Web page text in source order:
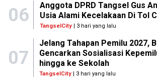
06
Anggota DPRD Tangsel Gus
Usia Alami Kecelakaan Di Tol
TangselCity| 3 hari yang lalu
07
Jelang Tahapan Pemilu 2027,
Gencarkan Sosialisasi
hingga ke Sekolah
TangselCity | 3 hari yang lalu